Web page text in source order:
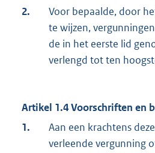
2.
Voor bepaalde, door
te wijzen,
de in het eerste lid
verlengd tot ten
Artikel 1.4 Voorschriften en
1.
Aan een krachtens
verleende vergunning